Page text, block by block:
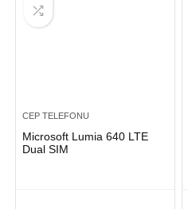
CEP TELEFONU
Microsoft Lumia 640 LTE
Dual SIM